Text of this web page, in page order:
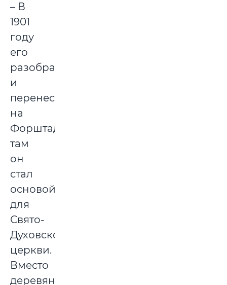
– В
1901
году
его
разобрали
и
перенесли
на
Форштадт,
там
он
стал
основой
для
Свято-
Духовской
церкви.
Вместо
деревянного